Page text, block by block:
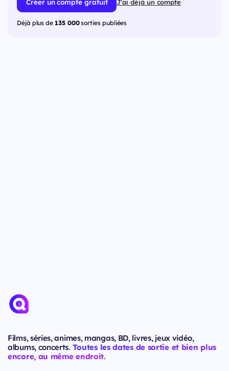
Créer un compte gratuit J'ai déjà un compte
Déjà plus de 135 000sorties publiées
Films, séries, animes, mangas, BD, livres, jeux vidéo,
albums, concerts. Toutes les dates de sortie et bien plus
encore, au même endroit.